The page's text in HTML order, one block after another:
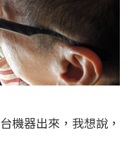
機器出來，我想說，